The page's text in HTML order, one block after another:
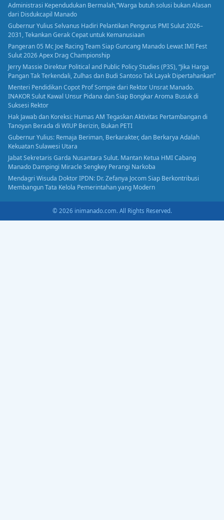
Administrasi Kependudukan Bermalah,”Warga butuh solusi bukan Alasan
dari Disdukcapil Manado
Gubernur Yulius Selvanus Hadiri Pelantikan Pengurus PMI Sulut 2026–
2031, Tekankan Gerak Cepat untuk Kemanusiaan
Pangeran 05 Mc Joe Racing Team Siap Guncang Manado Lewat IMI Fest
Sulut 2026 Apex Drag Championship
Jerry Massie Direktur Political and Public Policy Studies (P3S), “Jika Harga
Pangan Tak Terkendali, Zulhas dan Budi Santoso Tak Layak Dipertahankan”
Menteri Pendidikan Copot Prof Sompie dari Rektor Unsrat Manado.
INAKOR Sulut Kawal Unsur Pidana dan Siap Bongkar Aroma Busuk di
Suksesi Rektor
Hak Jawab dan Koreksi: Humas AM Tegaskan Aktivitas Pertambangan di
Tanoyan Berada di WIUP Berizin, Bukan PETI
Gubernur Yulius: Remaja Beriman, Berkarakter, dan Berkarya Adalah
Kekuatan Sulawesi Utara
Jabat Sekretaris Garda Nusantara Sulut. Mantan Ketua HMI Cabang
Manado Dampingi Miracle Sengkey Perangi Narkoba
Mendagri Wisuda Doktor IPDN: Dr. Zefanya Jocom Siap Berkontribusi
Membangun Tata Kelola Pemerintahan yang Modern
© 2026 inimanado.com. All Rights Reserved.